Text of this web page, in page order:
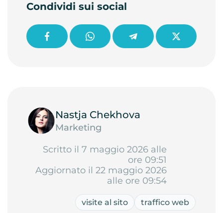
Condividi sui social
Nastja Chekhova
Marketing
Scritto il 7 maggio 2026 alle
ore 09:51
Aggiornato il 22 maggio 2026
alle ore 09:54
visite al sito traffico web